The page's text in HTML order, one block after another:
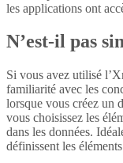
les applications ont
N’est-il pas
Si vous avez utilisé
familiarité avec les
lorsque vous créez un
vous choisissez les
dans les données.
définissent les